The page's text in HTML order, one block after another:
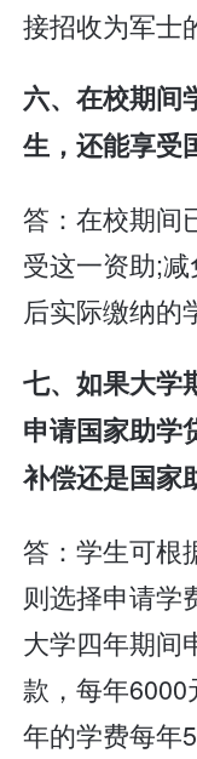
接招收为军士
六、在校期间
生，还能享受
答：在校期间
受这一资助;
后实际缴纳的
七、如果大学
申请国家助学
补偿还是国家
答：学生可根
则选择申请学
大学四年期间
款，每年
年的学费每年